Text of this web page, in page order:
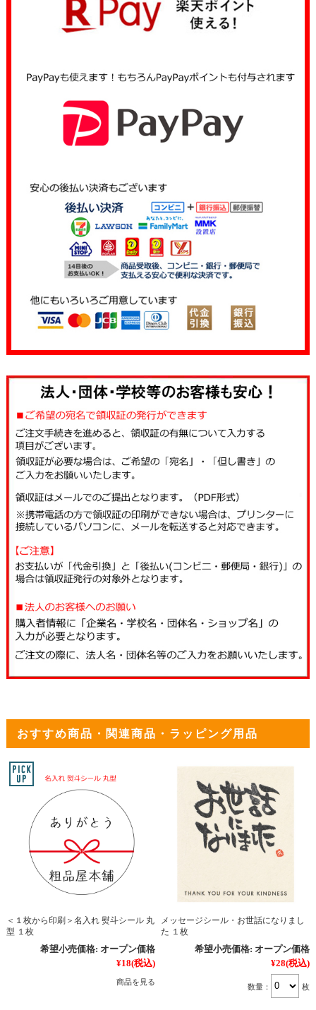
おすすめ商品・関連商品・ラッピング用品
＜１枚から印刷＞名入れ 熨斗シール 丸
型 １枚
希望小売価格: オープン価格
¥18(税込)
商品を見る
メッセージシール・お世話になりまし
た １枚
希望小売価格: オープン価格
¥28(税込)
数量： 枚